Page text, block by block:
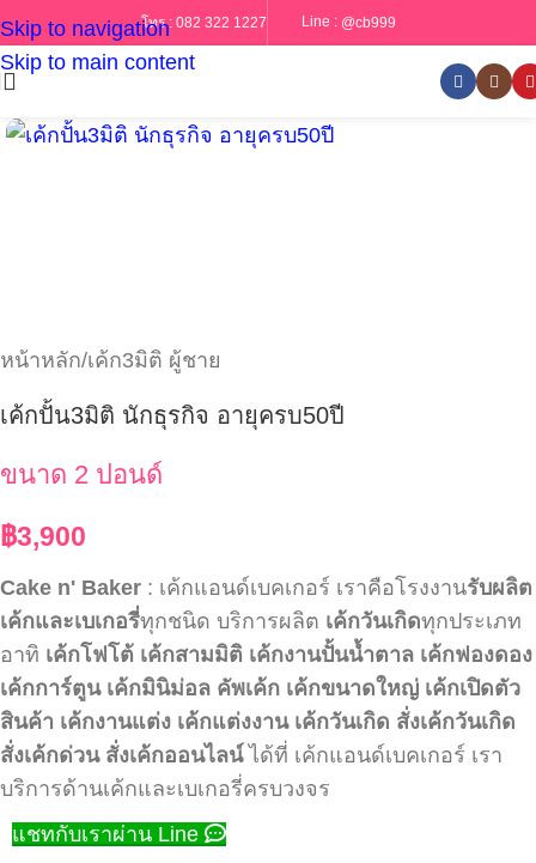
Skip to navigation
Skip to main content
โทร : 082 322 1227 Line : @cb999
หน้าหลัก/เค้ก3มิติ ผู้ชาย
เค้กปั้น3มิติ นักธุรกิจ อายุครบ50ปี
ขนาด 2 ปอนด์
฿3,900
Cake n' Baker : เค้กแอนด์เบคเกอร์ เราคือโรงงานรับผลิต
เค้กและเบเกอรี่ทุกชนิด บริการผลิต เค้กวันเกิดทุกประเภท
อาทิ เค้กโฟโต้ เค้กสามมิติ เค้กงานปั้นน้ำตาล เค้กฟองดอง
เค้กการ์ตูน เค้กมินิม่อล คัพเค้ก เค้กขนาดใหญ่ เค้กเปิดตัว
สินค้า เค้กงานแต่ง เค้กแต่งงาน เค้กวันเกิด สั่งเค้กวันเกิด
สั่งเค้กด่วน สั่งเค้กออนไลน์ได้ที่ เค้กแอนด์เบคเกอร์ เรา
บริการด้านเค้กและเบเกอรี่ครบวงจร
แชทกับเราผ่าน Line